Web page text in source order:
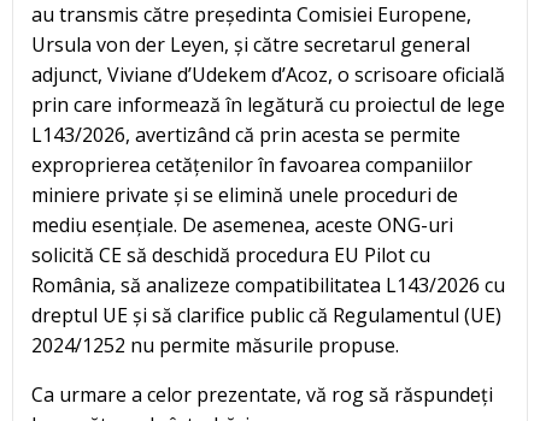
au transmis către președinta Comisiei Europene,
Ursula von der Leyen, și către secretarul general
adjunct, Viviane d’Udekem d’Acoz, o scrisoare oficială
prin care informează în legătură cu proiectul de lege
L143/2026, avertizând că prin acesta se permite
exproprierea cetățenilor în favoarea companiilor
miniere private și se elimină unele proceduri de
mediu esențiale. De asemenea, aceste ONG-uri
solicită CE să deschidă procedura EU Pilot cu
România, să analizeze compatibilitatea L143/2026 cu
dreptul UE și să clarifice public că Regulamentul (UE)
2024/1252 nu permite măsurile propuse.
Ca urmare a celor prezentate, vă rog să răspundeți